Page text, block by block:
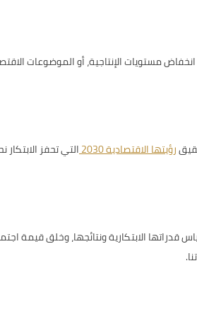
مستويات الإنتاجية، أو الموضوعات
رؤيتها الاقتصادية 2030
التي تحفز الابتكار
لقياس قدراتها الابتكارية ونتائجها، وخلق